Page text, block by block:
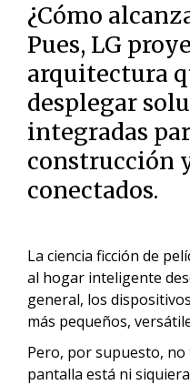
¿Cómo
Pues, LG
arquitectura
desplegar
integradas
construcción
conectados.
La ciencia ficción de
al hogar inteligente
general, los
más pequeños,
Pero, por supuesto,
pantalla está ni